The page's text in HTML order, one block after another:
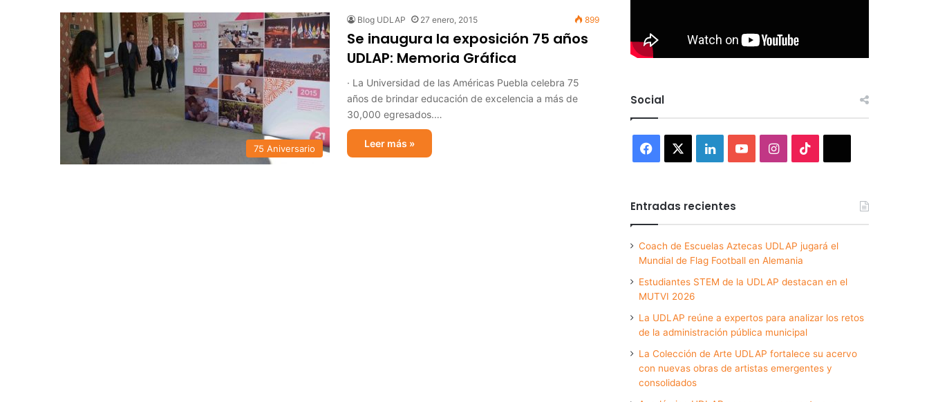
75 Aniversario
Blog UDLAP 27 enero, 2015 899
Se inaugura la exposición 75 años
UDLAP: Memoria Gráfica
· La Universidad de las Américas Puebla celebra 75
años de brindar educación de excelencia a más de
30,000 egresados.…
Leer más »
Social
Facebook LinkedInYouTubeInstagram
Entradas recientes
Coach de Escuelas Aztecas UDLAP jugará el
Mundial de Flag Football en Alemania
Estudiantes STEM de la UDLAP destacan en el
MUTVI 2026
La UDLAP reúne a expertos para analizar los retos
de la administración pública municipal
La Colección de Arte UDLAP fortalece su acervo
con nuevas obras de artistas emergentes y
consolidados